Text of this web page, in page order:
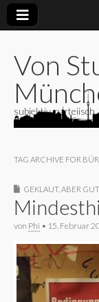
Von
subjektiv,
TAG ARCHIVE FOR
GEKLAUT, ABER GUT
von Phi • 15. Februar